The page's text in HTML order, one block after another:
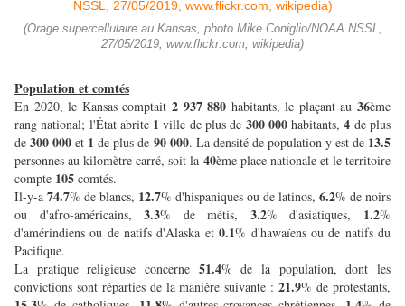
(Orage supercellulaire au Kansas, photo Mike Coniglio/NOAA NSSL,
27/05/2019, www.flickr.com, wikipedia)
Population et comtés
En 2020, le Kansas comptait 2 937 880 habitants, le plaçant au36ème
rang national; l'État abrite 1 ville de plus de 300 000habitants,4 de plus
de 300 000 et 1 de plus de 90 000. La densité de population y est de 13.5
personnes au kilomètre carré, soit la 40ème place nationale et le territoire
compte 105 comtés.
Il-y-a 74.7% de blancs, 12.7% d'hispaniques ou de latinos, 6.2% de noirs
ou d'afro-américains,3.3% de métis, 3.2% d'asiatiques, 1.2%
d'amérindiens ou de natifs d'Alaska et0.1% d'hawaïens ou de natifs du
Pacifique.
La pratique religieuse concerne 51.4% de la population, dont les
convictions sont réparties de la manière suivante :21.9% de protestants,